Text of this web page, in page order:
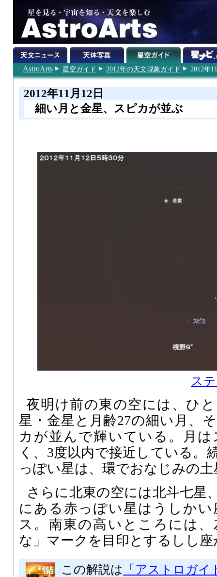
AstroArts 星空ガイド 2012年の天文現象ガイド 2012年
2012年11月12日
細い月と金星、スピカが並ぶ
ス
夜明け前の東の空には、ひ
星・金星と月齢27の細い月、
カが並んで輝いている。月
く、3度以内で接近している。
っぽい星は、環でおなじみの
さらに北東の空には北斗七星
にある赤っぽい星はうしか
ス。南東の高いところには
な」マークを目印とするしし
この解説は
「アストロガイ